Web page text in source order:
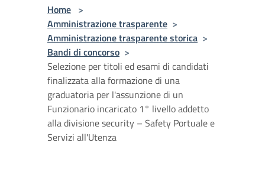
Home >
Amministrazione trasparente >
Amministrazione trasparente storica >
Bandi di concorso >
Selezione per titoli ed esami di candidati
finalizzata alla formazione di una
graduatoria per l'assunzione di un
Funzionario incaricato 1° livello addetto
alla divisione security – Safety Portuale e
Servizi all'Utenza